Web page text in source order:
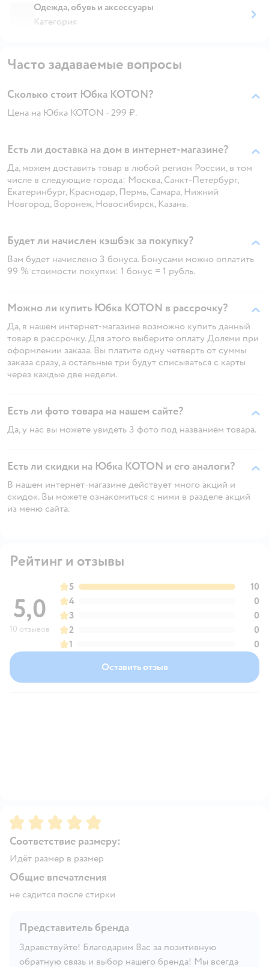
Одежда, обувь и аксессуары
Категория
Часто задаваемые вопросы
Сколько стоит Юбка KOTON?
Цена на Юбка KOTON - 299 ₽.
Есть ли доставка на дом в интернет-магазине?
Да, можем доставить товар в любой регион России, в том
числе в следующие города: Москва, Санкт-Петербург,
Екатеринбург, Краснодар, Пермь, Самара, Нижний
Новгород, Воронеж, Новосибирск, Казань.
Будет ли начислен кэшбэк за покупку?
Вам будет начислено 3 бонуса. Бонусами можно оплатить
99 % стоимости покупки: 1 бонус = 1 рубль.
Можно ли купить Юбка KOTON в рассрочку?
Да, в нашем интернет-магазине возможно купить данный
товар в рассрочку. Для этого выберите оплату Долями при
оформлении заказа. Вы платите одну четверть от суммы
заказа сразу, а остальные три будут списываться с карты
через каждые две недели.
Есть ли фото товара на нашем сайте?
Да, у нас вы можете увидеть 3 фото под названием товара.
Есть ли скидки на Юбка KOTON и его аналоги?
В нашем интернет-магазине действует много акций и
скидок. Вы можете ознакомиться с ними в разделе акций
из меню сайта.
Рейтинг и отзывы
5,0
10 отзывов
5
10
4
0
3
0
2
0
1
0
Оставить отзыв
Рейтинг:5
Соответствие размеру:
Идёт размер в размер
Общие впечатления
не садится после стирки
Представитель бренда
Здравствуйте! Благодарим Вас за позитивную
обратную связь и выбор нашего бренда! Мы всегда